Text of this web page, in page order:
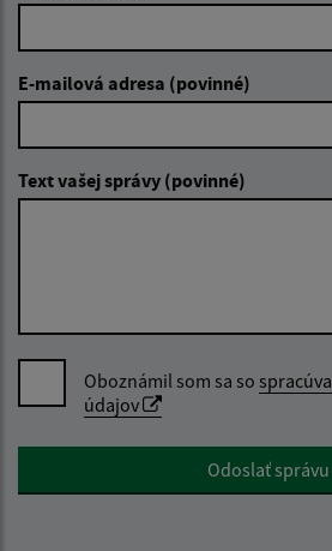
E-mailová adresa (povinné)
Text vašej správy (povinné)
Oboznámil som sa so
údajov
Google reCaptcha ResponseOdoslať správu